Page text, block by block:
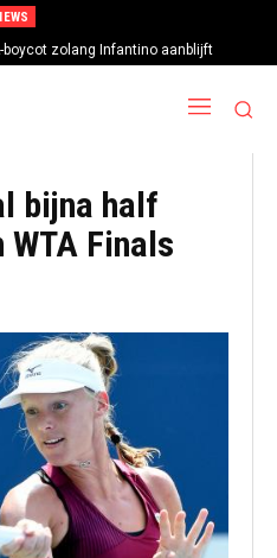
boycot zolang Infantino aanblijft
bijna half
Finals